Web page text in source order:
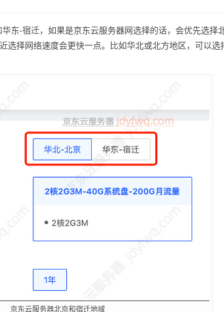
东-宿迁，如果是京东云服务器网选择的话，会优先选择
选择网络速度会更快一点。比如华北或北方地区，可以
京东云服务器北京和宿迁地域